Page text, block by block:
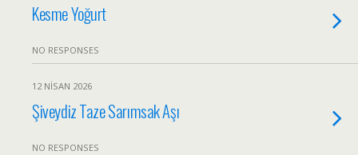
Kesme Yoğurt
NO RESPONSES
12 NISAN 2026
Şiveydiz Taze Sarımsak Aşı
NO RESPONSES